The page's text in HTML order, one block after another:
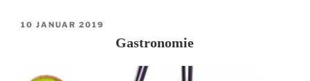
VERÖFFENTLICHT
10 JANUAR 2019
Gastronomie